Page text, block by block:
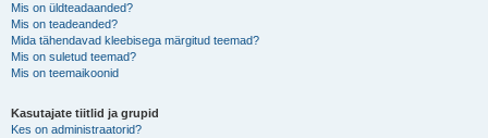
Mis on üldteadaanded?
Mis on teadeanded?
Mida tähendavad kleebisega märgitud teemad?
Mis on suletud teemad?
Mis on teemaikoonid
Kasutajate tiitlid ja grupid
Kes on administraatorid?